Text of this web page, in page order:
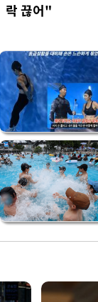
락 끊어"